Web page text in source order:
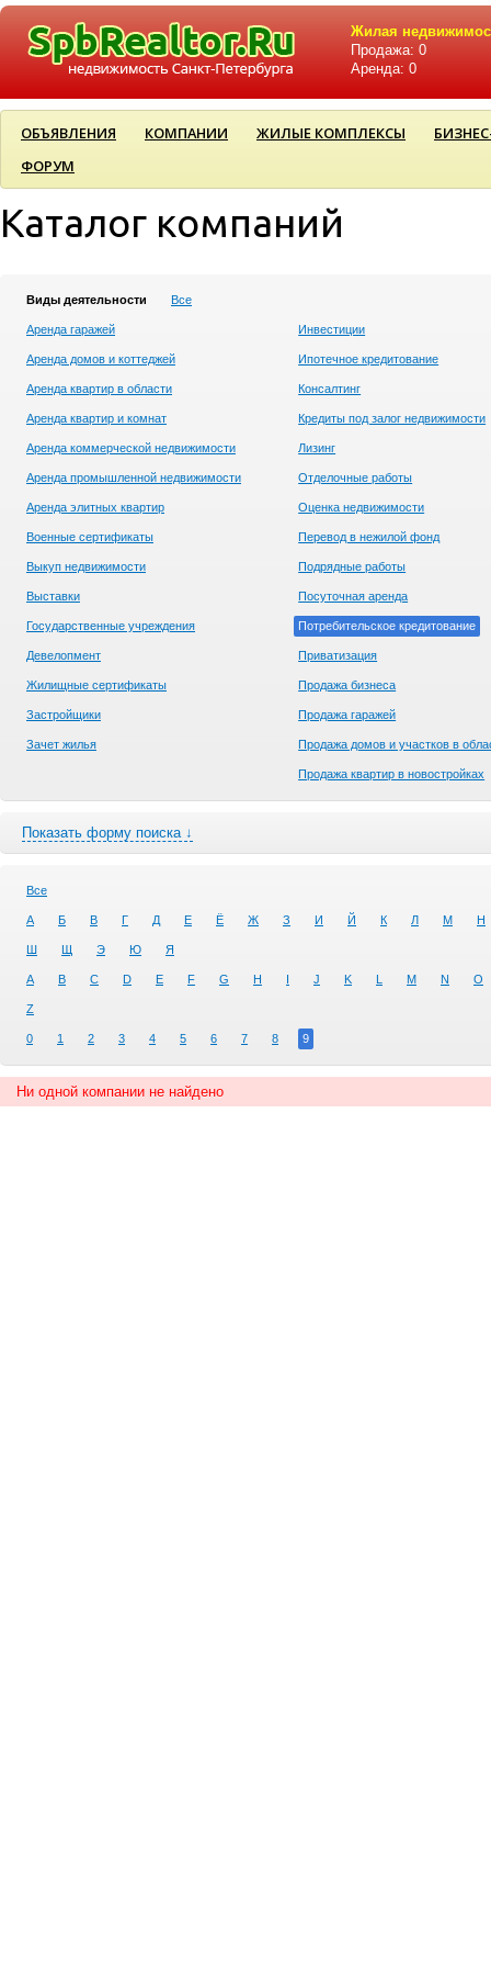
Жилая
Продажа: 0
Аренда: 0
ОБЪЯВЛЕНИЯ КОМПАНИИ ЖИЛЫЕ КОМПЛЕКСЫ
ФОРУМ
Каталог компаний
Виды деятельности Все
Аренда гаражей
Аренда домов и коттеджей
Аренда квартир в области
Аренда квартир и комнат
Аренда коммерческой недвижимости
Аренда промышленной недвижимости
Аренда элитных квартир
Военные сертификаты
Выкуп недвижимости
Выставки
Государственные учреждения
Девелопмент
Жилищные сертификаты
Застройщики
Зачет жилья
Инвестиции
Ипотечное кредитование
Консалтинг
Кредиты под залог недвижимости
Лизинг
Отделочные работы
Оценка недвижимости
Перевод в нежилой фонд
Подрядные работы
Посуточная аренда
Потребительское кредитование
Приватизация
Продажа бизнеса
Продажа гаражей
Продажа домов и участков в
Продажа квартир в новостройках
Показать форму поиска ↓
Все
А Б В Г Д Е Ё Ж З И Й К Л М Н
Ш Щ Э Ю Я
A B C D E F G H I J K L M N O
Z
0 1 2 3 4 5 6 7 8 9
Ни одной компании не найдено